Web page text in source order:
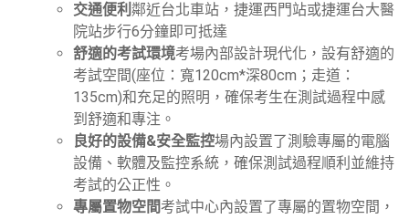
交通便利 鄰近台北車站，捷運西門站或捷運台大醫
院站步行6分鐘即可抵達
舒適的考試環境考場內部設計現代化，設有舒適的
考試空間(座位：寬120cm*深80cm；走道：
135cm)和充足的照明，確保考生在測試過程中感
到舒適和專注。
良好的設備&安全監控場內設置了測驗專屬的電腦
設備、軟體及監控系統，確保測試過程順利並維持
考試的公正性。
專屬置物空間考試中心內設置了專屬的置物空間，